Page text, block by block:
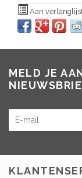
Aan
MELD JE